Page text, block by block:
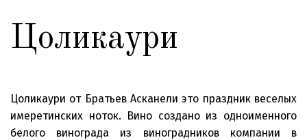
Цоликаури
Цоликаури от Братьев Асканели это праздник веселых
имеретинских ноток. Вино создано из одноименного
белого винограда из виноградников компании в